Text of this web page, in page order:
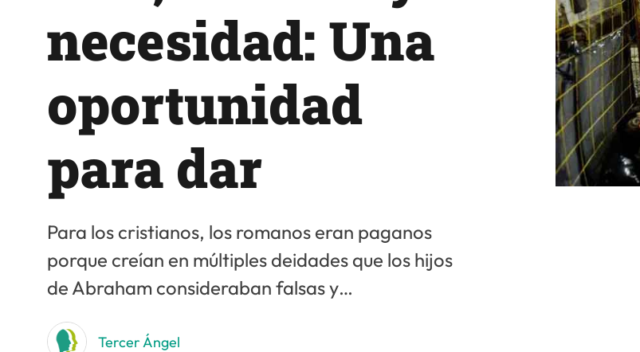
necesidad: Una
oportunidad
para dar
Para los cristianos, los romanos eran paganos
porque creían en múltiples deidades que los hijos
de Abraham consideraban falsas y…
Tercer Ángel